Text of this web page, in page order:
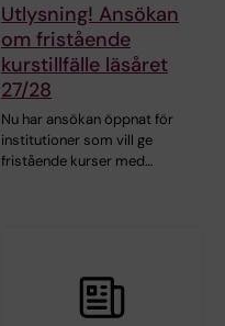
Utlysning! Ansökan
om fristående
kurstillfälle läsåret
27/28
Nu har ansökan öppnat för
institutioner som vill ge
fristående kurser med…